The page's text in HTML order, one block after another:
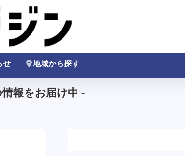
せ 地域から探す
報をお届け中 -